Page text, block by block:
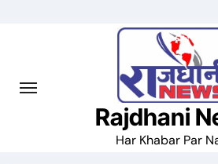
Rajdhani
Har Khabar Par